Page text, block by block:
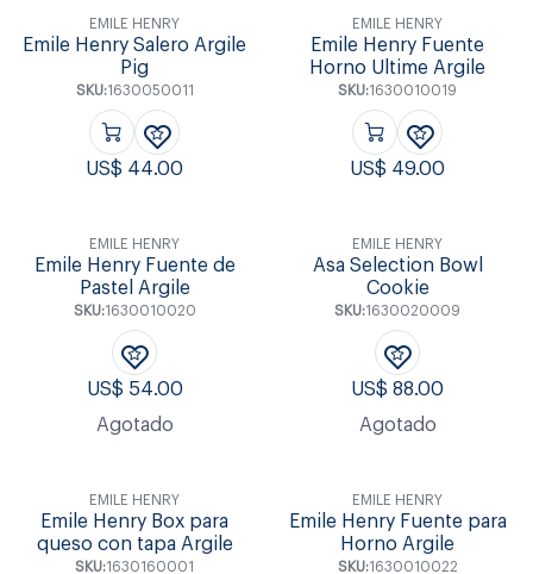
EMILE HENRY
Emile Henry Salero Argile
Pig
SKU:1630050011
US$ 44.00
EMILE HENRY
Emile Henry Fuente
Horno Ultime Argile
SKU:1630010019
US$ 49.00
EMILE HENRY
Emile Henry Fuente de
Pastel Argile
SKU:1630010020
US$ 54.00
Agotado
EMILE HENRY
Asa Selection Bowl
Cookie
SKU:1630020009
US$88.00
Agotado
EMILE HENRY
Emile Henry Box para
queso con tapa Argile
SKU:1630160001
EMILE HENRY
Emile Henry Fuente para
Horno Argile
SKU:1630010022